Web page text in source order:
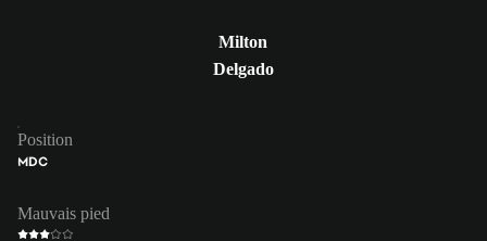
Milton
Delgado
Position
MDC
Mauvais pied